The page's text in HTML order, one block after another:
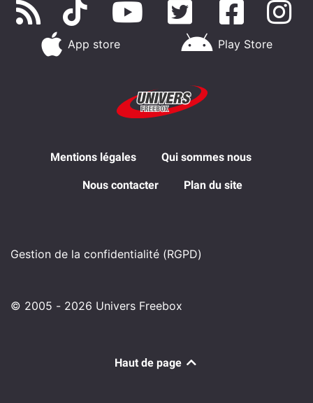
App store Play Store
Mentions légales Qui sommes nous
Nous contacter Plan du site
Gestion de la confidentialité (RGPD)
© 2005 - 2026 Univers Freebox
Haut de page